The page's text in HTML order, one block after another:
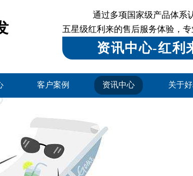
通过多项国家级产品体系
五星级红利来的售后服务体验，
资讯中心-红利
客户案例 资讯中心 关于